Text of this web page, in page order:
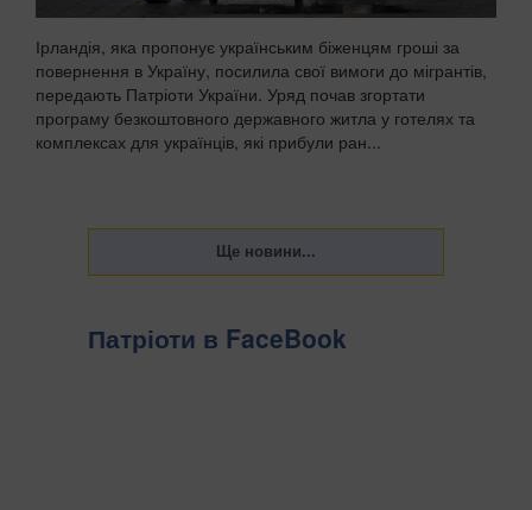
Ірландія, яка пропонує українським біженцям гроші за
повернення в Україну, посилила свої вимоги до мігрантів,
передають Патріоти України. Уряд почав згортати
програму безкоштовного державного житла у готелях та
комплексах для українців, які прибули ран...
Патріоти в FaceBook